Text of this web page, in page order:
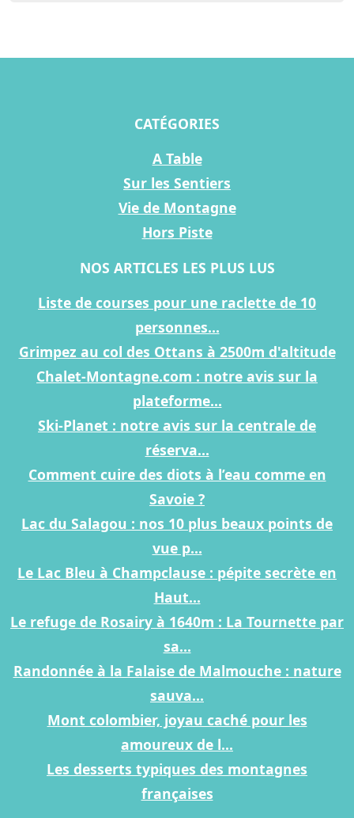
CATÉGORIES
A Table
Sur les Sentiers
Vie de Montagne
Hors Piste
NOS ARTICLES LES PLUS LUS
Liste de courses pour une raclette de 10
personnes...
Grimpez au col des Ottans à 2500m d'altitude
Chalet-Montagne.com : notre avis sur la
plateforme...
Ski-Planet : notre avis sur la centrale de
réserva...
Comment cuire des diots à l’eau comme en
Savoie ?
Lac du Salagou : nos 10 plus beaux points de
vue p...
Le Lac Bleu à Champclause : pépite secrète en
Haut...
Le refuge de Rosairy à 1640m : La Tournette par
sa...
Randonnée à la Falaise de Malmouche : nature
sauva...
Mont colombier, joyau caché pour les
amoureux de l...
Les desserts typiques des montagnes
françaises